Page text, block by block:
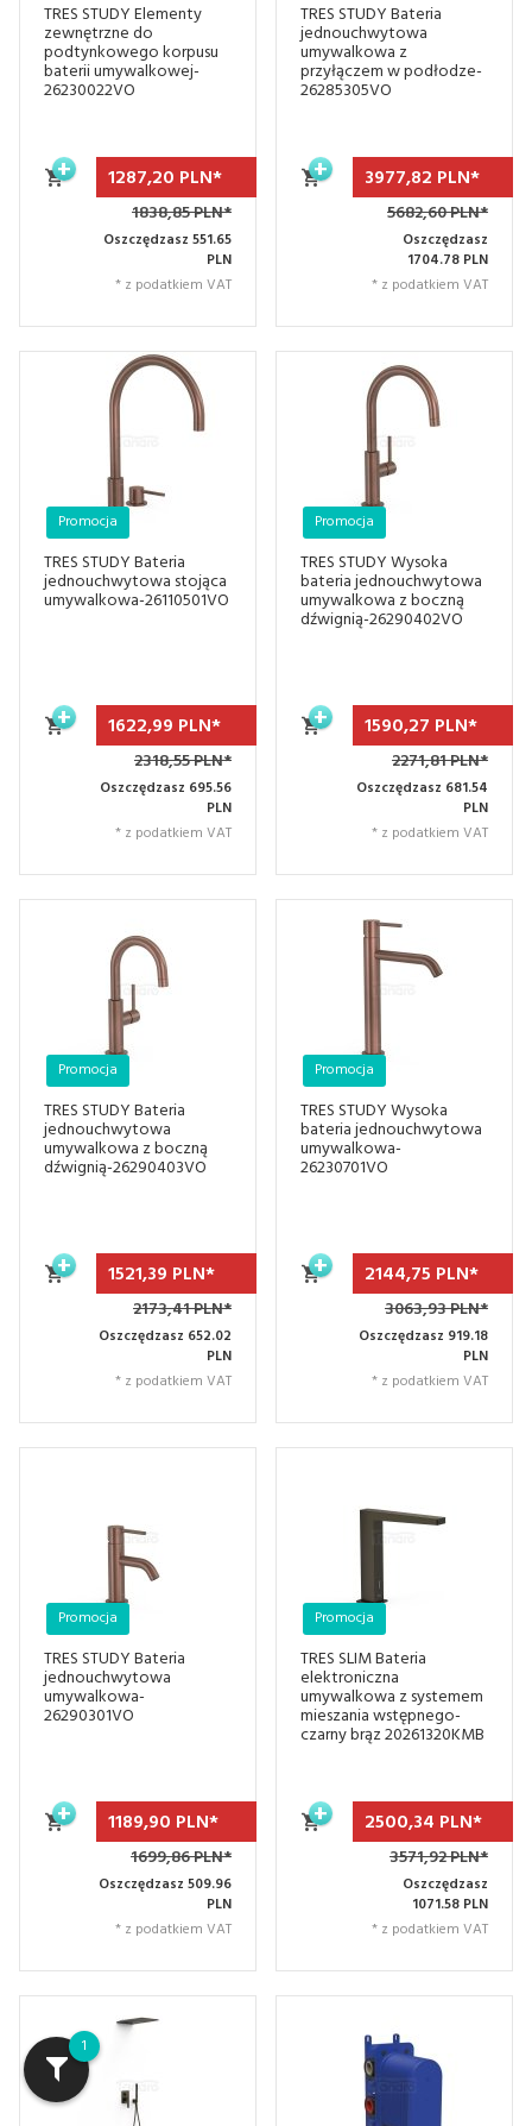
TRES STUDY Elementy
zewnętrzne do
podtynkowego korpusu
baterii umywalkowej-
26230022VO
1287,20 PLN*
1838,85 PLN*
Oszczędzasz 551.65
PLN
* z podatkiem VAT
TRES STUDY Bateria
jednouchwytowa
umywalkowa z
przyłączem w podłodze-
26285305VO
3977,82 PLN*
5682,60 PLN*
Oszczędzasz
1704.78 PLN
* z podatkiem VAT
TRES STUDY Bateria
jednouchwytowa stojąca
umywalkowa-26110501VO
Promocja
1622,99 PLN*
2318,55 PLN*
Oszczędzasz 695.56
PLN
* z podatkiem VAT
TRES STUDY Wysoka
bateria jednouchwytowa
umywalkowa z boczną
dźwignią-26290402VO
Promocja
1590,27 PLN*
2271,81 PLN*
Oszczędzasz 681.54
PLN
* z podatkiem VAT
TRES STUDY Bateria
jednouchwytowa
umywalkowa z boczną
dźwignią-26290403VO
Promocja
1521,39 PLN*
2173,41 PLN*
Oszczędzasz 652.02
PLN
* z podatkiem VAT
TRES STUDY Wysoka
bateria jednouchwytowa
umywalkowa-
26230701VO
Promocja
2144,75 PLN*
3063,93 PLN*
Oszczędzasz 919.18
PLN
* z podatkiem VAT
TRES STUDY Bateria
jednouchwytowa
umywalkowa-
26290301VO
Promocja
1189,90 PLN*
1699,86 PLN*
Oszczędzasz 509.96
PLN
* z podatkiem VAT
TRES SLIM Bateria
elektroniczna
umywalkowa z systemem
mieszania wstępnego-
czarny brąz 20261320KMB
Promocja
2500,34 PLN*
3571,92 PLN*
Oszczędzasz
1071.58 PLN
* z podatkiem VAT
1